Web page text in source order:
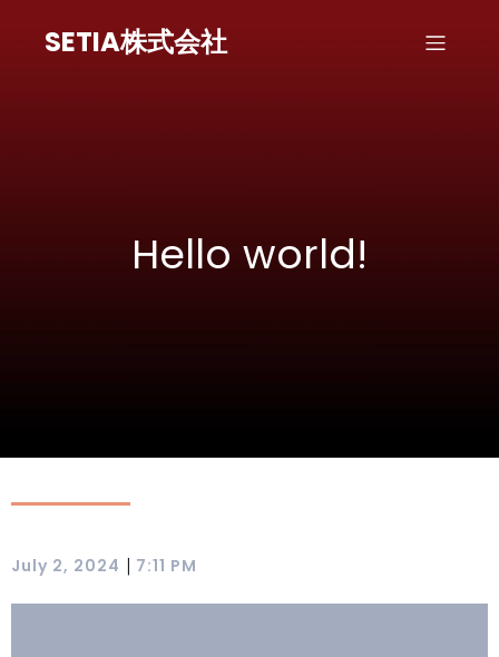
SETIA株式会社
Hello world!
July 2, 2024 | 7:11 PM